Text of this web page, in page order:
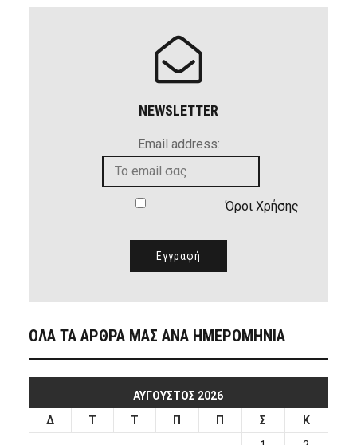
NEWSLETTER
Email address:
Όροι Χρήσης
ΟΛΑ ΤΑ ΑΡΘΡΑ ΜΑΣ ΑΝΑ ΗΜΕΡΟΜΗΝΙΑ
ΑΎΓΟΥΣΤΟΣ 2026
Δ
Τ Τ Π Π Σ
Κ